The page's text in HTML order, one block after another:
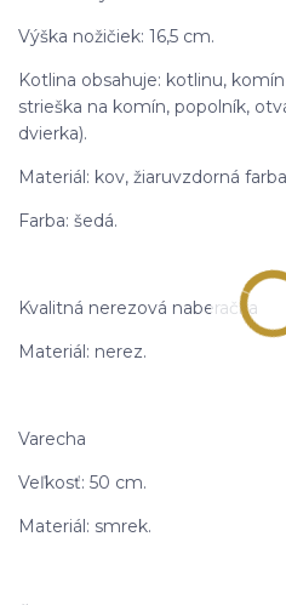
Výška nožičiek: 16,5 cm.
Kotlina obsahuje: kotlinu,
strieška na komín, popolník,
dvierka).
Materiál: kov, žiaruvzdorná
Farba: šedá.
Kvalitná nerezová naberačka
Materiál: nerez.
Varecha
Veľkosť: 50 cm.
Materiál: smrek.